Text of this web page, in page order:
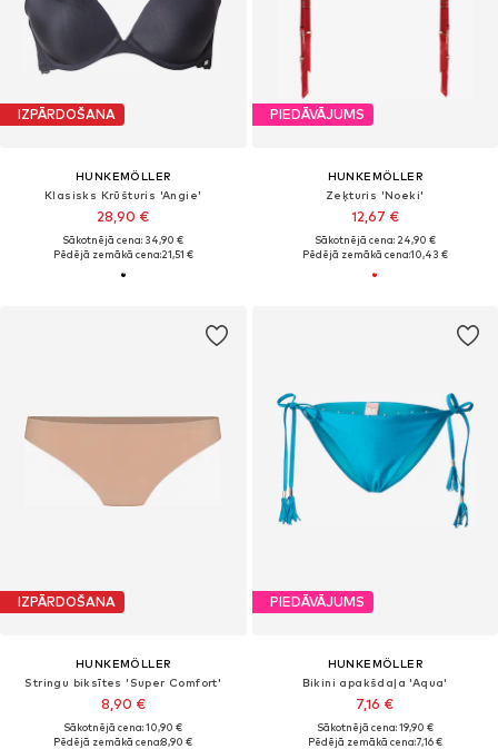
IZPĀRDOŠANA
HUNKEMÖLLER
Klasisks Krūšturis 'Angie'
28,90 €
Sākotnējā cena: 34,90 €
Pēdējā zemākā cena:21,51 €
PIEDĀVĀJUMS
HUNKEMÖLLER
Zeķturis 'Noeki'
12,67 €
Sākotnējā cena: 24,90 €
Pēdējā zemākā cena:10,43 €
IZPĀRDOŠANA
HUNKEMÖLLER
Stringu biksītes 'Super Comfort'
8,90 €
Sākotnējā cena: 10,90 €
Pēdējā zemākā cena:8,90 €
PIEDĀVĀJUMS
HUNKEMÖLLER
Bikini apakšdaļa 'Aqua'
7,16 €
Sākotnējā cena: 19,90 €
Pēdējā zemākā cena:7,16 €